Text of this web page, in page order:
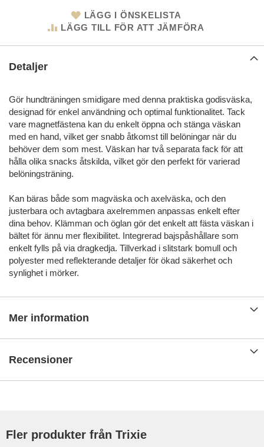
LÄGG I ÖNSKELISTA
LÄGG TILL FÖR ATT JÄMFÖRA
Detaljer
Gör hundträningen smidigare med denna praktiska godisväska,
designad för enkel användning och optimal funktionalitet. Tack
vare magnetfästena kan du enkelt öppna och stänga väskan
med en hand, vilket ger snabb åtkomst till belöningar när du
behöver dem som mest. Väskan har två separata fack för att
hålla olika snacks åtskilda, vilket gör den perfekt för varierad
belöningsträning.
Kan bäras både som magväska och axelväska, och den
justerbara och avtagbara axelremmen anpassas enkelt efter
dina behov. Klämman och öglan gör det enkelt att fästa väskan i
bältet för ännu mer flexibilitet. Integrerad bajspåshållare som
enkelt fylls på via dragkedja. Tillverkad i slitstark bomull och
polyester med reflekterande detaljer för ökad säkerhet och
synlighet i mörker.
Mer information
Recensioner
Fler produkter från Trixie